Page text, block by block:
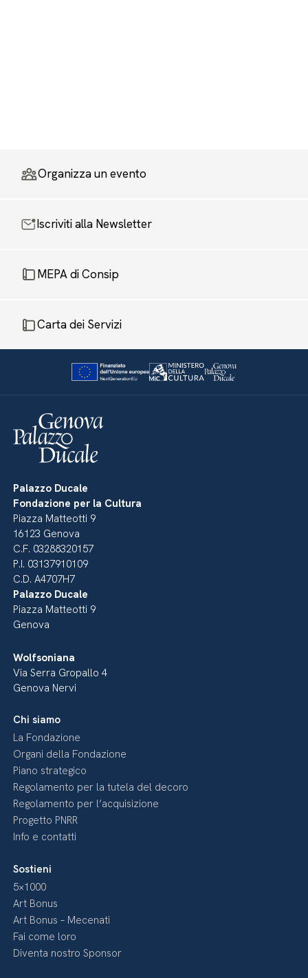
Organizza un evento
Iscriviti alla Newsletter
MEPA di Consip
Carta dei Servizi
Palazzo Ducale
Fondazione per la Cultura
Piazza Matteotti 9
16123 Genova
C.F. 03288320157
P.I. 03137910109
C.D. A4707H7
Palazzo Ducale
Piazza Matteotti 9
Genova
Wolfsoniana
Via Serra Gropallo 4
Genova Nervi
Chi siamo
La Fondazione
Organi della Fondazione
Piano strategico
Regolamento per la tutela del decoro
Regolamento per l’acquisizione
Progetto PNRR
Info e contatti
Sostieni
5×1000
Art Bonus
Art Bonus – Mecenati
Fai come loro
Diventa nostro Sponsor